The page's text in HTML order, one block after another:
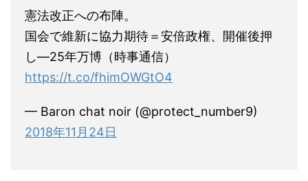
憲法改正への布陣。
国会で維新に協力期待＝安倍政権、開催後押
し―25年万博（時事通信）
https://t.co/fhimOWGtO4
— Baron chat noir (@protect_number9)
2018年11月24日